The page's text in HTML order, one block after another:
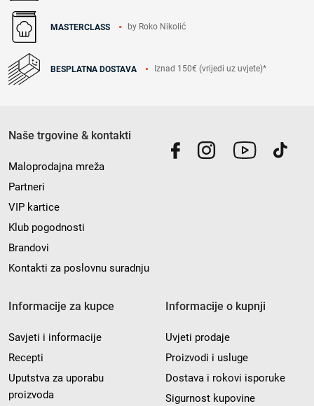
MASTERCLASS by Roko Nikolić
BESPLATNA DOSTAVA Iznad 150€ (vrijedi uz uvjete)*
Naše trgovine & kontakti
Maloprodajna mreža
Partneri
VIP kartice
Klub pogodnosti
Brandovi
Kontakti za poslovnu suradnju
Informacije za kupce
Savjeti i informacije
Recepti
Uputstva za uporabu
proizvoda
Informacije o kupnji
Uvjeti prodaje
Proizvodi i usluge
Dostava i rokovi isporuke
Sigurnost kupovine